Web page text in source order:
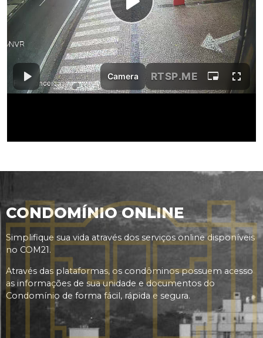
CONDOMÍNIO ONLINE
Simplifique sua vida através dos serviços online disponíveis
no COM21.
Através das plataformas, os condôminos possuem acesso
as informações de sua unidade e documentos do
Condomínio de forma fácil, rápida e segura.